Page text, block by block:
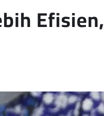
Efisien,